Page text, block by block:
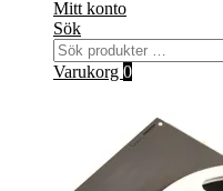
Mitt konto
Sök
Sök
efter:
Varukorg 0